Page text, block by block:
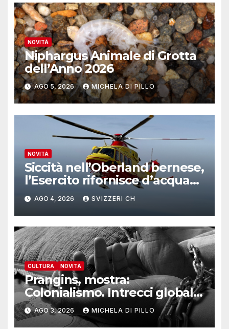
NOVITÀ
Niphargus Animale di Grotta
dell’Anno 2026
AGO 5, 2026 MICHELA DI PILLO
NOVITÀ
Siccità nell’Oberland bernese,
l’Esercito rifornisce d’acqua
due alpeggi
AGO 4, 2026 SVIZZERI CH
CULTURA NOVITÀ
Prangins, mostra:
Colonialismo. Intrecci globali
della Svizzera
AGO 3, 2026 MICHELA DI PILLO